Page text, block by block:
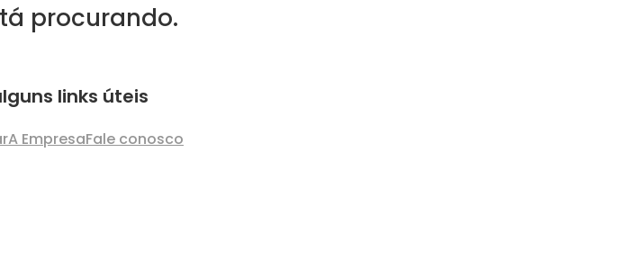
procurando.
links úteis
A EmpresaFale conosco